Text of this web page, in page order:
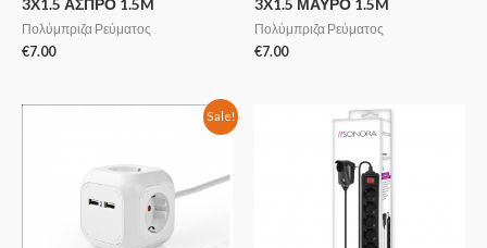
3X1.5 ΑΣΠΡΟ 1.5M
Πολύμπριζα Ρεύματος
€7.00
3X1.5 ΜΑΥΡΟ 1.5M
Πολύμπριζα Ρεύματος
€7.00
Sale!